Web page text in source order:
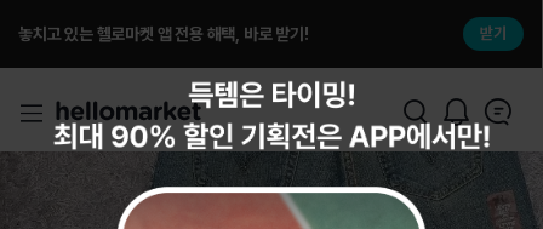
놓치고 있는 헬로마켓 앱 전용 해택, 바로 받기! 받기